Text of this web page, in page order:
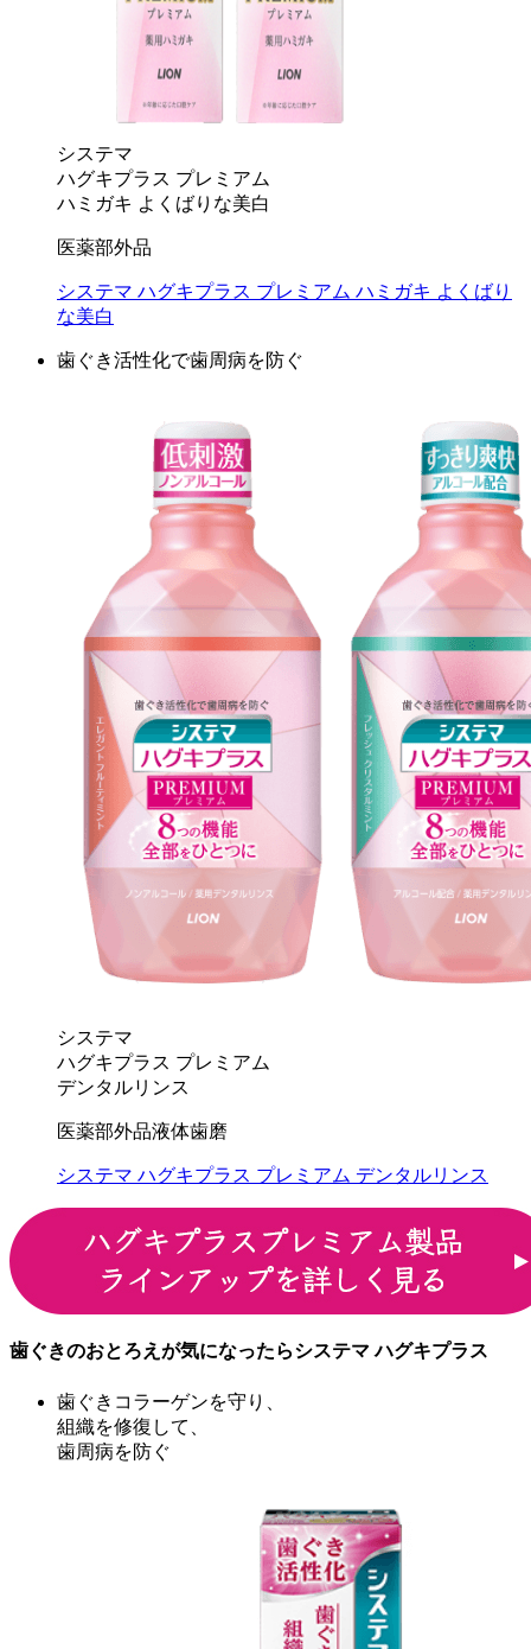
システマ
ハグキプラス プレミアム
ハミガキ よくばりな美白
医薬部外品
システマ ハグキプラス プレミアム ハミガキ よくばり
な美白
歯ぐき活性化で歯周病を防ぐ
システマ
ハグキプラス プレミアム
デンタルリンス
医薬部外品液体歯磨
システマ ハグキプラス プレミアム デンタルリンス
歯ぐきのおとろえが気になったらシステマ ハグキプラス
歯ぐきコラーゲンを守り、
組織を修復して、
歯周病を防ぐ